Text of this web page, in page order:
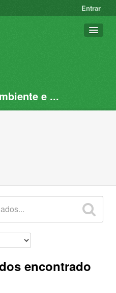
Entrar
e ...
encontrado